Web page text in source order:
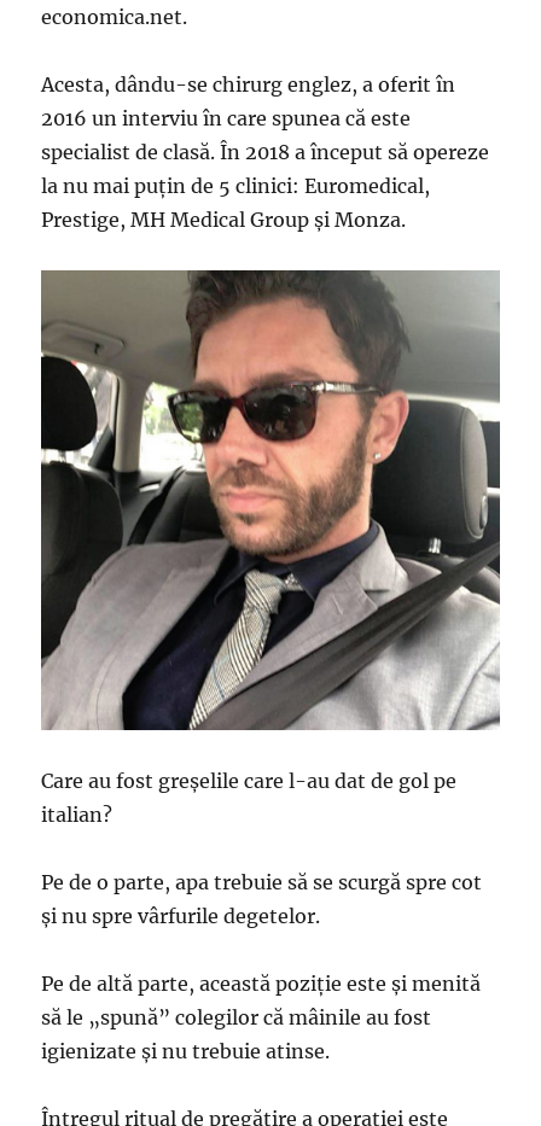
economica.net.
Acesta, dându-se chirurg englez, a oferit în
2016 un interviu în care spunea că este
specialist de clasă. În 2018 a început să opereze
la nu mai puțin de 5 clinici: Euromedical,
Prestige, MH Medical Group și Monza.
Care au fost greșelile care l-au dat de gol pe
italian?
Pe de o parte, apa trebuie să se scurgă spre cot
şi nu spre vârfurile degetelor.
Pe de altă parte, această poziţie este şi menită
să le „spună” colegilor că mâinile au fost
igienizate şi nu trebuie atinse.
Întregul ritual de pregătire a operaţiei este